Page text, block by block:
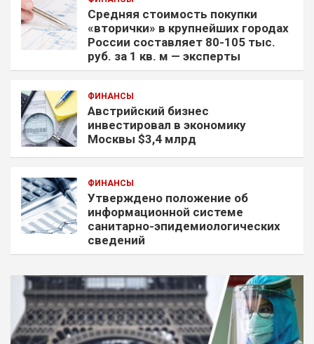
Средняя стоимость покупки
«вторички» в крупнейших городах
России составляет 80-105 тыс.
руб. за 1 кв. м — эксперты
ФИНАНСЫ
Австрийский бизнес
инвестировал в экономику
Москвы $3,4 млрд
ФИНАНСЫ
Утверждено положение об
информационной системе
санитарно-эпидемиологических
сведений